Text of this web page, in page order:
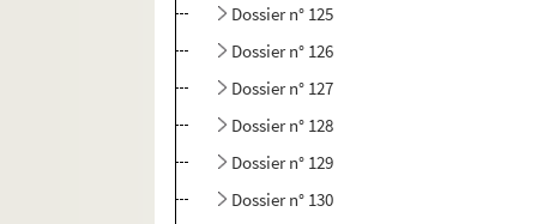
Dossier n° 125
Dossier n° 126
Dossier n° 127
Dossier n° 128
Dossier n° 129
Dossier n° 130